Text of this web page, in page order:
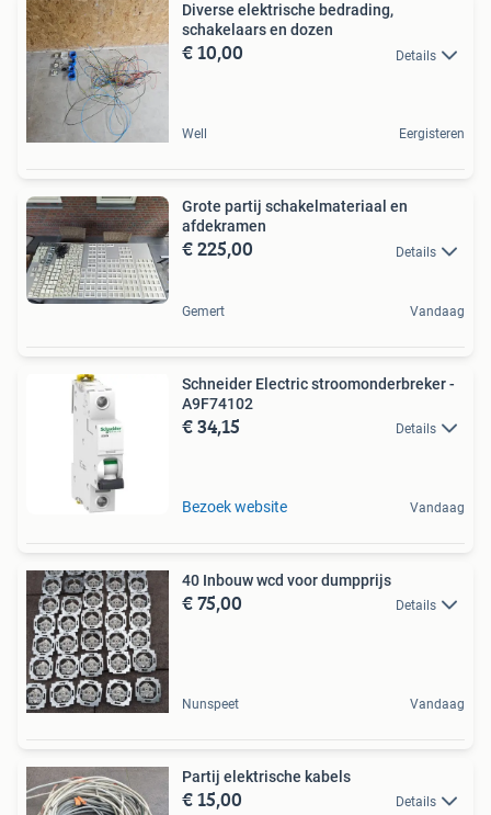
Diverse elektrische bedrading,
schakelaars en dozen
€ 10,00 Details
Well Eergisteren
Grote partij schakelmateriaal en
afdekramen
€ 225,00 Details
Gemert Vandaag
Schneider Electric stroomonderbreker -
A9F74102
€ 34,15 Details
Bezoek website Vandaag
40 Inbouw wcd voor dumpprijs
€ 75,00 Details
Nunspeet Vandaag
Partij elektrische kabels
€ 15,00 Details